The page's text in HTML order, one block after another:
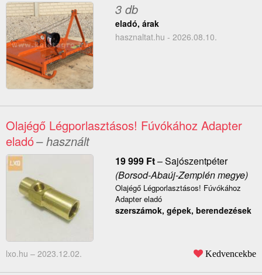
3 db
eladó, árak
hasznaltat.hu - 2026.08.10.
Olajégő Légporlasztásos! Fúvókához Adapter
eladó– használt
19 999 Ft–Sajószentpéter
(Borsod-Abaúj-Zemplén megye)
Olajégő Légporlasztásos! Fúvókához
Adapter eladó
szerszámok, gépek, berendezések
lxo.hu – 2023.12.02. Kedvencekbe